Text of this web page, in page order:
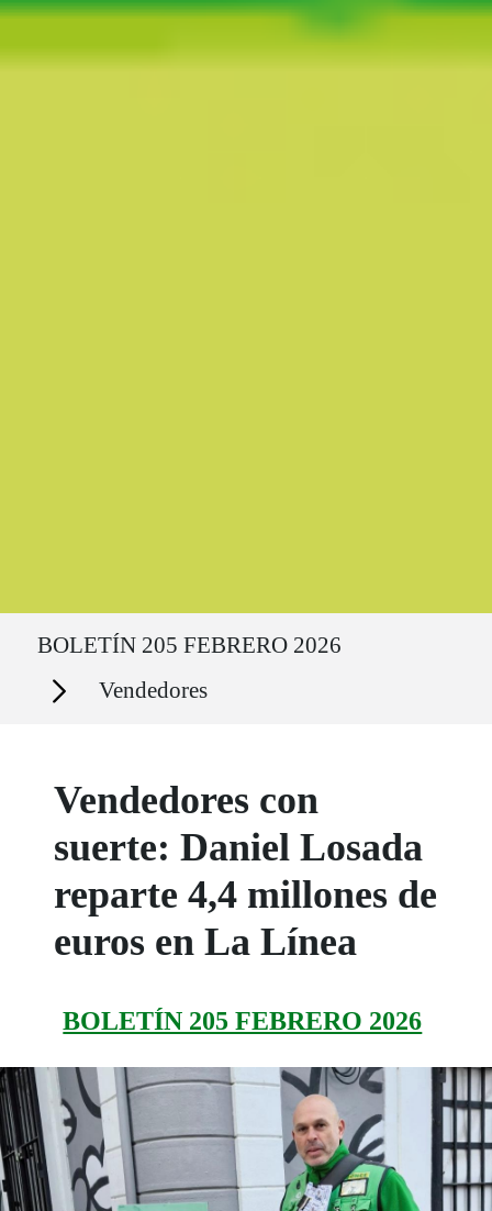
BOLETÍN 205 FEBRERO 2026
Secciones Vendedores
Vendedores con
suerte: Daniel Losada
reparte 4,4 millones de
euros en La Línea
BOLETÍN 205 FEBRERO 2026